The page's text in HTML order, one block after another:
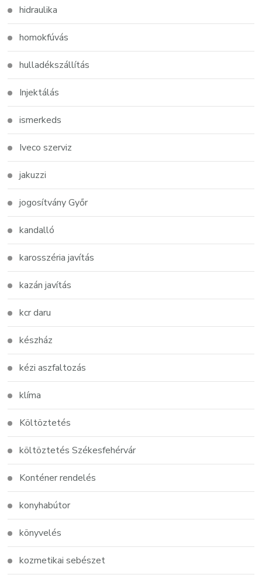
hidraulika
homokfúvás
hulladékszállítás
Injektálás
ismerkeds
Iveco szerviz
jakuzzi
jogosítvány Győr
kandalló
karosszéria javítás
kazán javítás
kcr daru
készház
kézi aszfaltozás
klíma
Költöztetés
költöztetés Székesfehérvár
Konténer rendelés
konyhabútor
könyvelés
kozmetikai sebészet